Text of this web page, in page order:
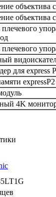
объектива
объектива
для express
4K